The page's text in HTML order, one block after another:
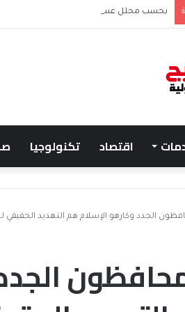
بحسب محلل عسكري التحالف البحري السعودي
اقتصاد تكنولوجيا
الجدد وكارهو الإسلام هم التهديد الحقيقي